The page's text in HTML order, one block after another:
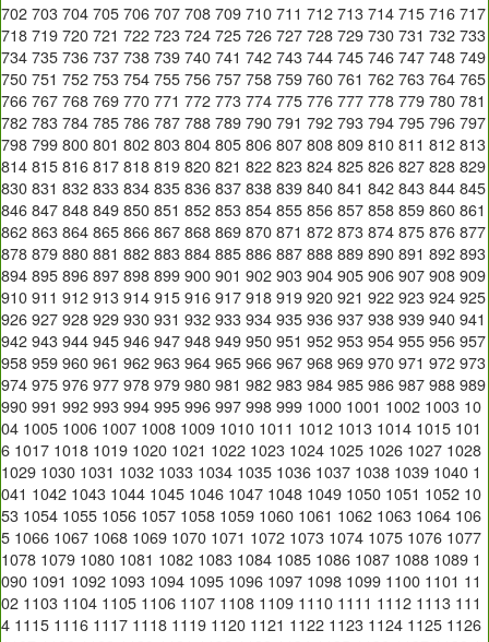
702 703 704 705 706 707 708 709 710 711 712 713 714 715 716 717
718 719 720 721 722 723 724 725 726 727 728 729 730 731 732 733
734 735 736 737 738 739 740 741 742 743 744 745 746 747 748 749
750 751 752 753 754 755 756 757 758 759 760 761 762 763 764 765
766 767 768 769 770 771 772 773 774 775 776 777 778 779 780 781
782 783 784 785 786 787 788 789 790 791 792 793 794 795 796 797
798 799 800 801 802 803 804 805 806 807 808 809 810 811 812 813
814 815 816 817 818 819 820 821 822 823 824 825 826 827 828 829
830 831 832 833 834 835 836 837 838 839 840 841 842 843 844 845
846 847 848 849 850 851 852 853 854 855 856 857 858 859 860 861
862 863 864 865 866 867 868 869 870 871 872 873 874 875 876 877
878 879 880 881 882 883 884 885 886 887 888 889 890 891 892 893
894 895 896 897 898 899 900 901 902 903 904 905 906 907 908 909
910 911 912 913 914 915 916 917 918 919 920 921 922 923 924 925
926 927 928 929 930 931 932 933 934 935 936 937 938 939 940 941
942 943 944 945 946 947 948 949 950 951 952 953 954 955 956 957
958 959 960 961 962 963 964 965 966 967 968 969 970 971 972 973
974 975 976 977 978 979 980 981 982 983 984 985 986 987 988 989
990 991 992 993 994 995 996 997 998 999 1000 1001 1002 1003 10
04 1005 1006 1007 1008 1009 1010 1011 1012 1013 1014 1015 101
6 1017 1018 1019 1020 1021 1022 1023 1024 1025 1026 1027 1028
1029 1030 1031 1032 1033 1034 1035 1036 1037 1038 1039 1040 1
041 1042 1043 1044 1045 1046 1047 1048 1049 1050 1051 1052 10
53 1054 1055 1056 1057 1058 1059 1060 1061 1062 1063 1064 106
5 1066 1067 1068 1069 1070 1071 1072 1073 1074 1075 1076 1077
1078 1079 1080 1081 1082 1083 1084 1085 1086 1087 1088 1089 1
090 1091 1092 1093 1094 1095 1096 1097 1098 1099 1100 1101 11
02 1103 1104 1105 1106 1107 1108 1109 1110 1111 1112 1113 111
4 1115 1116 1117 1118 1119 1120 1121 1122 1123 1124 1125 1126